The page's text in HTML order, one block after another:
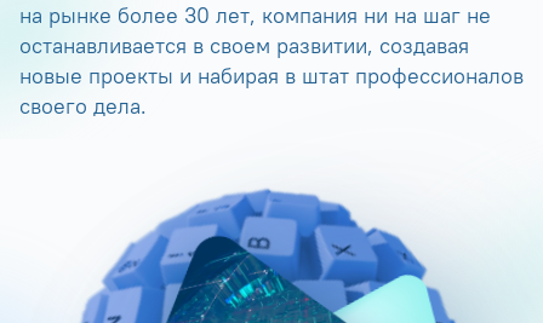
на рынке более 30 лет, компания ни на шаг не
останавливается в своем развитии, создавая
новые проекты и набирая в штат профессионалов
своего дела.